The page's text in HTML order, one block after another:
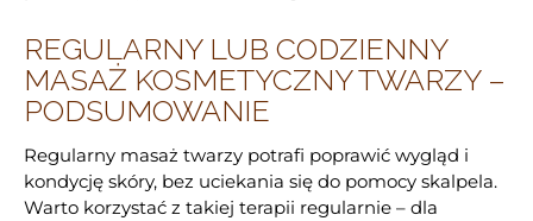
REGULARNY LUB CODZIENNY
MASAŻ KOSMETYCZNY TWARZY –
PODSUMOWANIE
Regularny masaż twarzy potrafi poprawić wygląd i
kondycję skóry, bez uciekania się do pomocy skalpela.
Warto korzystać z takiej terapii regularnie – dla